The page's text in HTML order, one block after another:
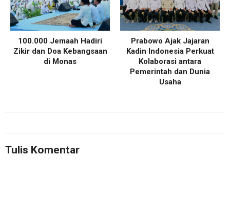
100.000 Jemaah Hadiri
Zikir dan Doa Kebangsaan
di Monas
Prabowo Ajak Jajaran
Kadin Indonesia Perkuat
Kolaborasi antara
Pemerintah dan Dunia
Usaha
Tulis Komentar